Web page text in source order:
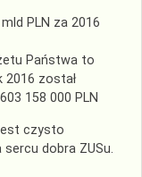
PLN za 2016
Państwa to
2016 został
158 000 PLN
czysto
dobra ZUSu.